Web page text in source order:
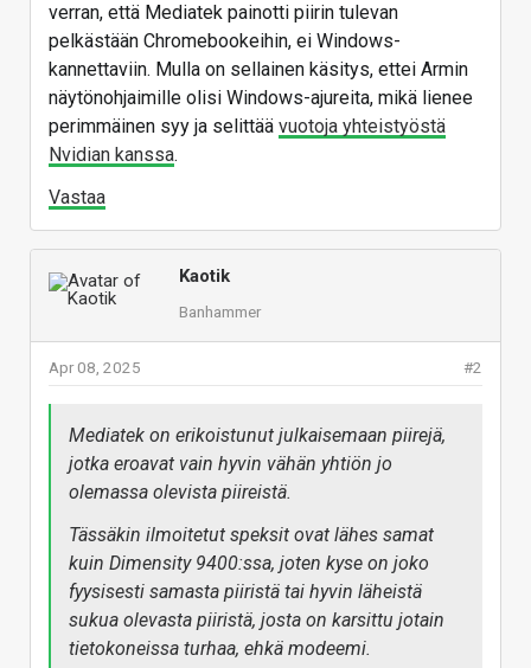
verran, että Mediatek painotti piirin tulevan
pelkästään Chromebookeihin, ei Windows-
kannettaviin. Mulla on sellainen käsitys, ettei Armin
näytönohjaimille olisi Windows-ajureita, mikä lienee
perimmäinen syy ja selittää vuotoja yhteistyöstä
Nvidian kanssa.
Vastaa
Kaotik
Banhammer
#2
Apr 08, 2025
Mediatek on erikoistunut julkaisemaan piirejä,
jotka eroavat vain hyvin vähän yhtiön jo
olemassa olevista piireistä.
Tässäkin ilmoitetut speksit ovat lähes samat
kuin Dimensity 9400:ssa, joten kyse on joko
fyysisesti samasta piiristä tai hyvin läheistä
sukua olevasta piiristä, josta on karsittu jotain
tietokoneissa turhaa, ehkä modeemi.